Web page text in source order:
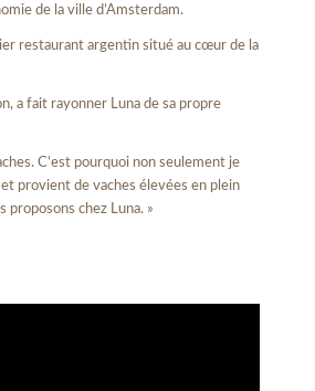
de la ville d’Amsterdam.
restaurant argentin situé au cœur de la
a fait rayonner Luna de sa propre
C’est pourquoi non seulement je
provient de vaches élevées en plein
proposons chez Luna. »